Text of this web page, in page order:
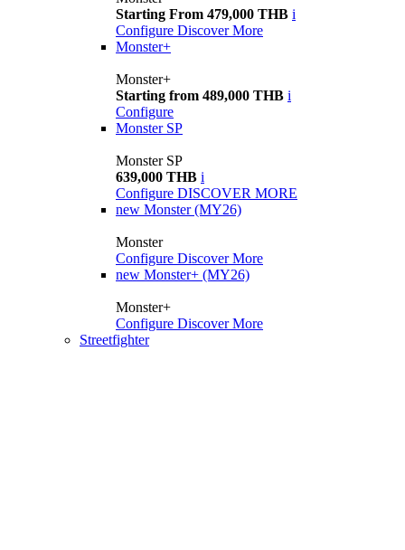
Starting From 479,000 THB i
Configure Discover More
Monster+
Monster+
Starting from 489,000 THB i
Configure
Monster SP
Monster SP
639,000 THB i
Configure DISCOVER MORE
new Monster (MY26)
Monster
Configure Discover More
new Monster+ (MY26)
Monster+
Configure Discover More
Streetfighter